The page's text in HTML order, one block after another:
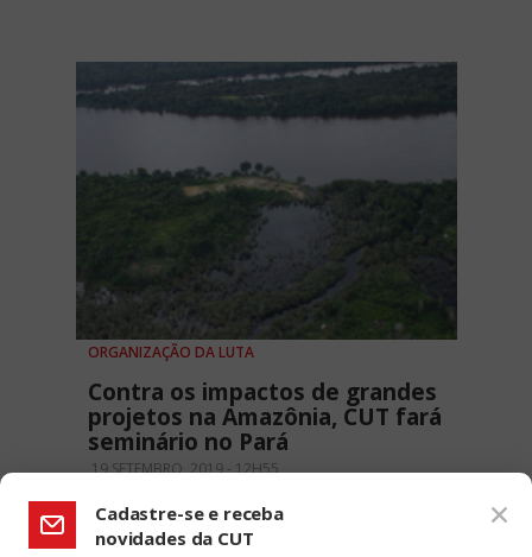
ORGANIZAÇÃO DA LUTA
Contra os impactos de grandes
projetos na Amazônia, CUT fará
seminário no Pará
19 SETEMBRO, 2019 - 12H55
Cadastre-se e receba
novidades da CUT